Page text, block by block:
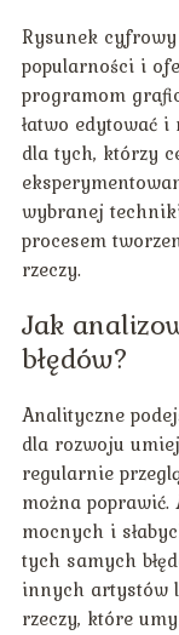
Rysunek
popularności i
programom
łatwo edytować i
dla tych, którzy
wybranej
procesem
rzeczy.
Jak
błędów?
Analityczne
dla rozwoju
regularnie
można
mocnych i
tych samych
innych artystów
rzeczy, które